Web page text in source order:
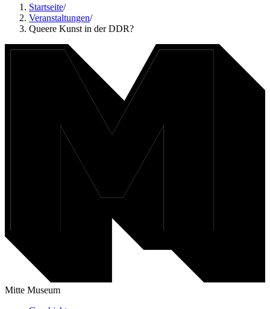
Startseite/
Veranstaltungen/
Queere Kunst in der DDR?
Mitte Museum